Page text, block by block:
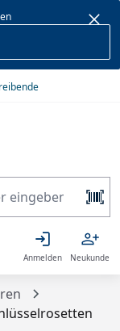
Anmelden Neukunde